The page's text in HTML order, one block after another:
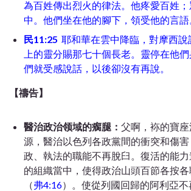
為百姓傳出烈火的律法。他疼愛百姓
中。他們坐在他的腳下，領受他的言語
民‬11:25 耶和華在雲中降臨，對摩西
上的靈分賜那七十個長老。靈停在他
們就受感說話，以後卻沒有再說。
【禱告】
醫治政治领域的瘸腿： 父啊，袮的寶
源，醫治以色列各政黨間的衝突和傷
政、執法的職能不再脫臼。復活的能
的組織當中，使得政治山頭百節各按
（弗4:16）。使從列國回歸的阿利亞